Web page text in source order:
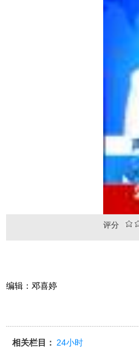
评分
编辑：邓喜婷
相关栏目： 24小时